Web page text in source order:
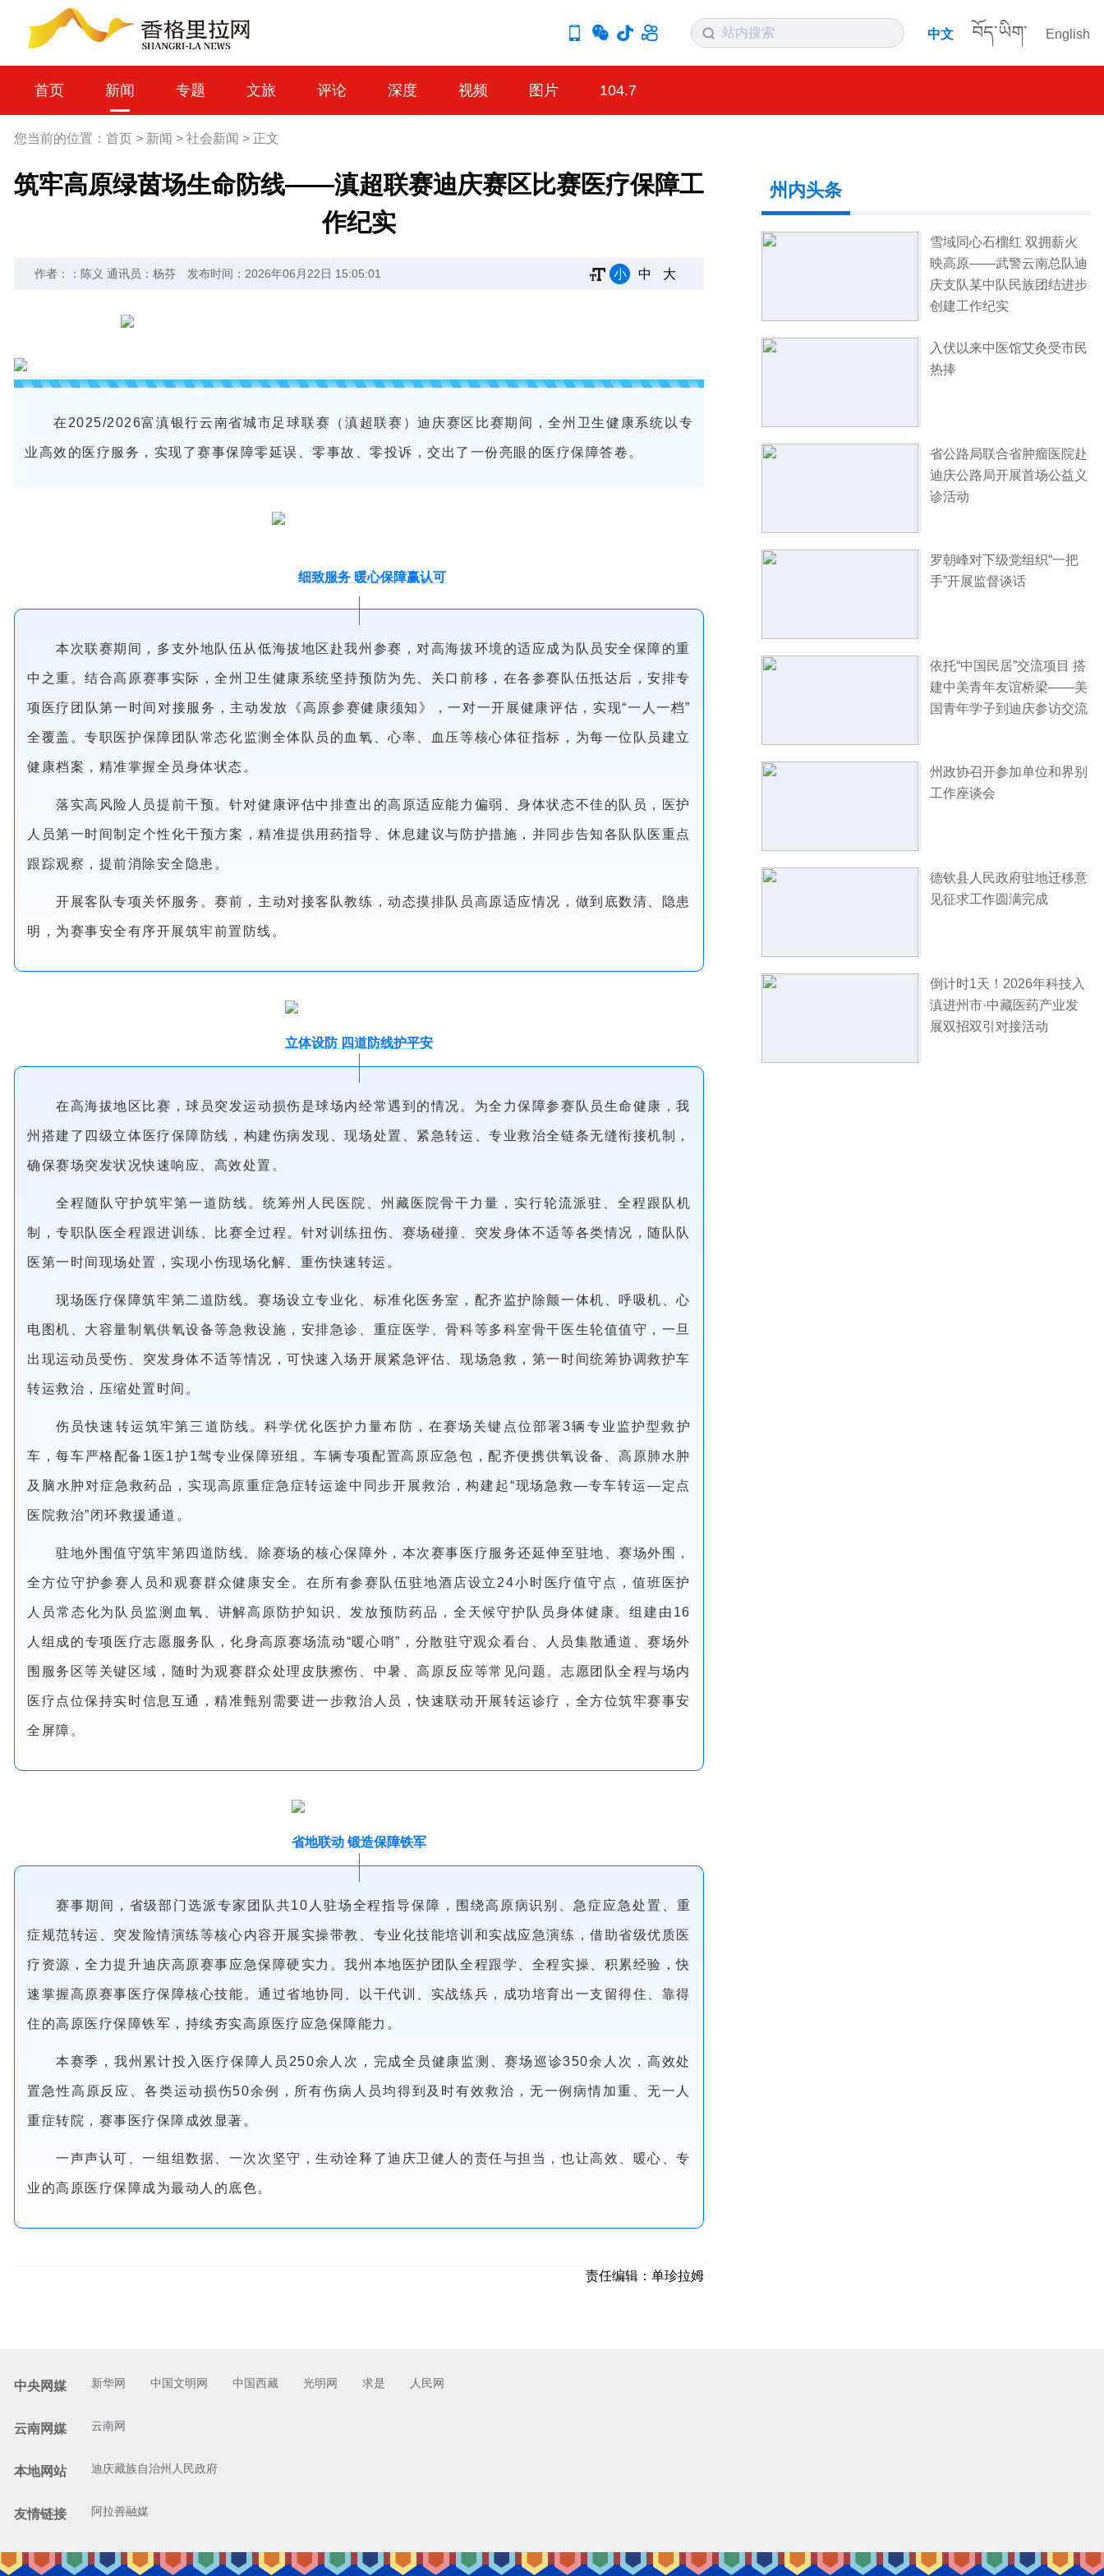
中文 བོད་ཡིག་ English
首页 新闻 专题 文旅 评论 深度 视频 图片 104.7
您当前的位置： 首页 > 新闻 > 社会新闻 > 正文
筑牢高原绿茵场生命防线——滇超联赛迪庆赛区比赛医疗保障工
作纪实
作者：：陈义 通讯员：杨芬 发布时间：2026年06月22日 15:05:01 小 中 大
在2025/2026富滇银行云南省城市足球联赛（滇超联赛）迪庆赛区比赛期间，全州卫生健康系统以专
业高效的医疗服务，实现了赛事保障零延误、零事故、零投诉，交出了一份亮眼的医疗保障答卷。
细致服务 暖心保障赢认可
本次联赛期间，多支外地队伍从低海拔地区赴我州参赛，对高海拔环境的适应成为队员安全保障的重
中之重。结合高原赛事实际，全州卫生健康系统坚持预防为先、关口前移，在各参赛队伍抵达后，安排专
项医疗团队第一时间对接服务，主动发放《高原参赛健康须知》，一对一开展健康评估，实现“一人一档”
全覆盖。专职医护保障团队常态化监测全体队员的血氧、心率、血压等核心体征指标，为每一位队员建立
健康档案，精准掌握全员身体状态。
落实高风险人员提前干预。针对健康评估中排查出的高原适应能力偏弱、身体状态不佳的队员，医护
人员第一时间制定个性化干预方案，精准提供用药指导、休息建议与防护措施，并同步告知各队队医重点
跟踪观察，提前消除安全隐患。
开展客队专项关怀服务。赛前，主动对接客队教练，动态摸排队员高原适应情况，做到底数清、隐患
明，为赛事安全有序开展筑牢前置防线。
立体设防 四道防线护平安
在高海拔地区比赛，球员突发运动损伤是球场内经常遇到的情况。为全力保障参赛队员生命健康，我
州搭建了四级立体医疗保障防线，构建伤病发现、现场处置、紧急转运、专业救治全链条无缝衔接机制，
确保赛场突发状况快速响应、高效处置。
全程随队守护筑牢第一道防线。统筹州人民医院、州藏医院骨干力量，实行轮流派驻、全程跟队机
制，专职队医全程跟进训练、比赛全过程。针对训练扭伤、赛场碰撞、突发身体不适等各类情况，随队队
医第一时间现场处置，实现小伤现场化解、重伤快速转运。
现场医疗保障筑牢第二道防线。赛场设立专业化、标准化医务室，配齐监护除颤一体机、呼吸机、心
电图机、大容量制氧供氧设备等急救设施，安排急诊、重症医学、骨科等多科室骨干医生轮值值守，一旦
出现运动员受伤、突发身体不适等情况，可快速入场开展紧急评估、现场急救，第一时间统筹协调救护车
转运救治，压缩处置时间。
伤员快速转运筑牢第三道防线。科学优化医护力量布防，在赛场关键点位部署3辆专业监护型救护
车，每车严格配备1医1护1驾专业保障班组。车辆专项配置高原应急包，配齐便携供氧设备、高原肺水肿
及脑水肿对症急救药品，实现高原重症急症转运途中同步开展救治，构建起“现场急救—专车转运—定点
医院救治”闭环救援通道。
驻地外围值守筑牢第四道防线。除赛场的核心保障外，本次赛事医疗服务还延伸至驻地、赛场外围，
全方位守护参赛人员和观赛群众健康安全。在所有参赛队伍驻地酒店设立24小时医疗值守点，值班医护
人员常态化为队员监测血氧、讲解高原防护知识、发放预防药品，全天候守护队员身体健康。组建由16
人组成的专项医疗志愿服务队，化身高原赛场流动“暖心哨”，分散驻守观众看台、人员集散通道、赛场外
围服务区等关键区域，随时为观赛群众处理皮肤擦伤、中暑、高原反应等常见问题。志愿团队全程与场内
医疗点位保持实时信息互通，精准甄别需要进一步救治人员，快速联动开展转运诊疗，全方位筑牢赛事安
全屏障。
省地联动 锻造保障铁军
赛事期间，省级部门选派专家团队共10人驻场全程指导保障，围绕高原病识别、急症应急处置、重
症规范转运、突发险情演练等核心内容开展实操带教、专业化技能培训和实战应急演练，借助省级优质医
疗资源，全力提升迪庆高原赛事应急保障硬实力。我州本地医护团队全程跟学、全程实操、积累经验，快
速掌握高原赛事医疗保障核心技能。通过省地协同、以干代训、实战练兵，成功培育出一支留得住、靠得
住的高原医疗保障铁军，持续夯实高原医疗应急保障能力。
本赛季，我州累计投入医疗保障人员250余人次，完成全员健康监测、赛场巡诊350余人次，高效处
置急性高原反应、各类运动损伤50余例，所有伤病人员均得到及时有效救治，无一例病情加重、无一人
重症转院，赛事医疗保障成效显著。
一声声认可、一组组数据、一次次坚守，生动诠释了迪庆卫健人的责任与担当，也让高效、暖心、专
业的高原医疗保障成为最动人的底色。
责任编辑： 单珍拉姆
州内头条
雪域同心石榴红 双拥薪火
映高原——武警云南总队迪
庆支队某中队民族团结进步
创建工作纪实
入伏以来中医馆艾灸受市民
热捧
省公路局联合省肿瘤医院赴
迪庆公路局开展首场公益义
诊活动
罗朝峰对下级党组织“一把
手”开展监督谈话
依托“中国民居”交流项目 搭
建中美青年友谊桥梁——美
国青年学子到迪庆参访交流
州政协召开参加单位和界别
工作座谈会
德钦县人民政府驻地迁移意
见征求工作圆满完成
倒计时1天！2026年科技入
滇进州市·中藏医药产业发
展双招双引对接活动
中央网媒 新华网 中国文明网 中国西藏 光明网 求是 人民网
云南网媒 云南网
本地网站 迪庆藏族自治州人民政府
友情链接 阿拉善融媒